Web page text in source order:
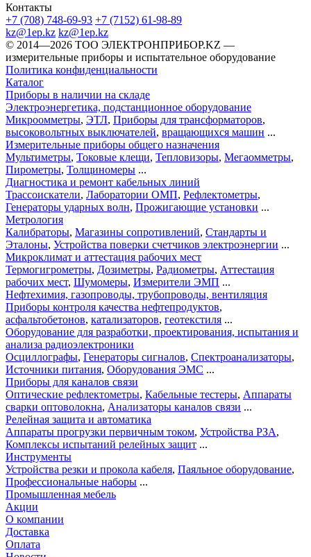
Контакты
+7 (708) 748-69-93 +7 (7152) 61-98-89
kz@1ep.kz kz@1ep.kz
©️ 2014—2026 ТОО ЭЛЕКТРОНПРИБОР.KZ —
измерительные приборы и испытательное оборудование
Политика конфиденциальности
Каталог
Приборы в наличии на складе
Электроэнергетика, подстанционное оборудование
Микроомметры, ЭТЛ, Приборы для трансформаторов,
высоковольтных выключателей, вращающихся машин ...
Измерительные приборы общего назначения
Мультиметры, Токовые клещи, Тепловизоры, Мегаомметры,
Пирометры, Толщиномеры ...
Диагностика и ремонт кабельных линий
Трассоискатели, Лаборатории ОМП, Рефлектометры,
Генераторы ударных волн, Прожигающие установки ...
Метрология
Калибраторы, Магазины сопротивлений, Стандарты и
Эталоны, Устройства поверки счетчиков электроэнергии ...
Микроклимат и аттестация рабочих мест
Термогигрометры, Дозиметры, Радиометры, Аттестация
рабочих мест, Шумомеры, Измерители ЭМП ...
Нефтехимия, газопроводы, трубопроводы, вентиляция
Приборы контроля качества нефтепродуктов,
асфальтобетонов, катализаторов, геотекстиля ...
Оборудование для разработки, проектирования, испытания и
анализа радиоэлектроники
Осциллографы, Генераторы сигналов, Спектроанализаторы,
Источники питания, Оборудования ЭМС ...
Приборы для каналов связи
Оптические рефлектометры, Кабельные тестеры, Аппараты
сварки оптоволокна, Анализаторы каналов связи ...
Релейная защита и автоматика
Аппараты прогрузки первичным током, Устройства РЗА,
Комплексы испытаний релейных защит ...
Инструменты
Устройства резки и прокола кабеля, Паяльное оборудование,
Профессиональные наборы ...
Промышленная мебель
Акции
О компании
Доставка
Оплата